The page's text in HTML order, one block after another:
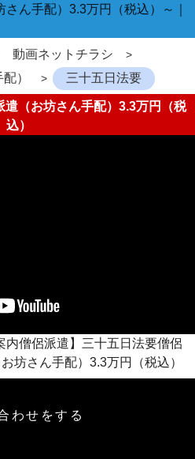
ん手配）3.3万円（税込）～｜
動画ネットチラシ
）
三十五日法要
（お坊さん手配）3.3万円（税
込）
内僧侶派遣】三十五日法要僧侶
坊さん手配）3.3万円（税込）
わせをする